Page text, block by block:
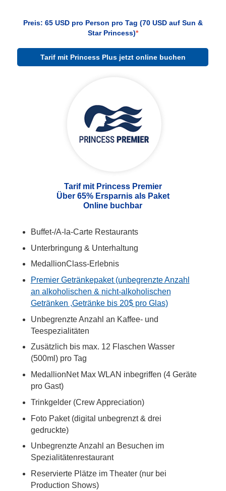
Preis: 65 USD pro Person pro Tag (70 USD auf Sun &
Star Princess)*
Tarif mit Princess Plus jetzt online buchen
Tarif mit Princess Premier
Über 65% Ersparnis als Paket
Online buchbar
Buffet-/A-la-Carte Restaurants
Unterbringung & Unterhaltung
MedallionClass-Erlebnis
Premier Getränkepaket (unbegrenzte Anzahl
an alkoholischen & nicht-alkoholischen
Getränken ,Getränke bis 20$ pro Glas)
Unbegrenzte Anzahl an Kaffee- und
Teespezialitäten
Zusätzlich bis max. 12 Flaschen Wasser
(500ml) pro Tag
MedallionNet Max WLAN inbegriffen (4 Geräte
pro Gast)
Trinkgelder (Crew Appreciation)
Foto Paket (digital unbegrenzt & drei
gedruckte)
Unbegrenzte Anzahl an Besuchen im
Spezialitätenrestaurant
Reservierte Plätze im Theater (nur bei
Production Shows)